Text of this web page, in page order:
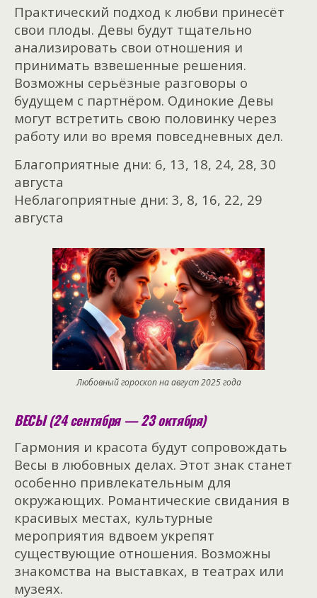
Практический подход к любви принесёт
свои плоды. Девы будут тщательно
анализировать свои отношения и
принимать взвешенные решения.
Возможны серьёзные разговоры о
будущем с партнёром. Одинокие Девы
могут встретить свою половинку через
работу или во время повседневных дел.
Благоприятные дни: 6, 13, 18, 24, 28, 30
августа
Неблагоприятные дни: 3, 8, 16, 22, 29
августа
Любовный гороскоп на август 2025 года
ВЕСЫ (24 сентября — 23 октября)
Гармония и красота будут сопровождать
Весы в любовных делах. Этот знак станет
особенно привлекательным для
окружающих. Романтические свидания в
красивых местах, культурные
мероприятия вдвоем укрепят
существующие отношения. Возможны
знакомства на выставках, в театрах или
музеях.